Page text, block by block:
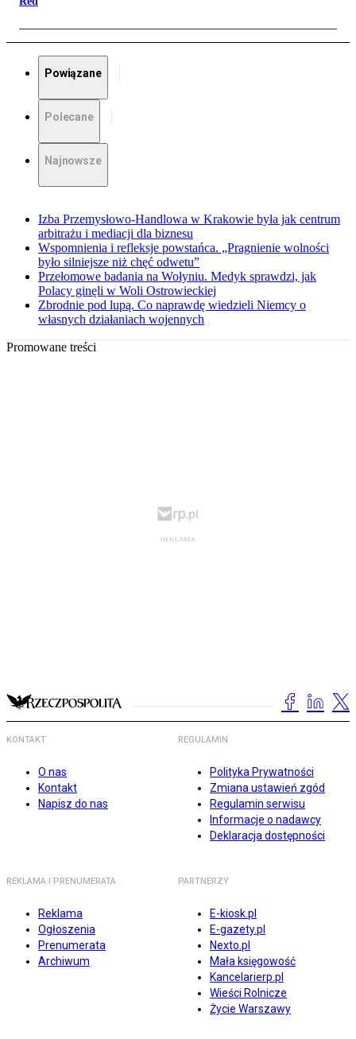
Powiązane
Polecane
Najnowsze
Izba Przemysłowo-Handlowa w Krakowie była jak centrum
arbitrażu i mediacji dla biznesu
Wspomnienia i refleksje powstańca. „Pragnienie wolności
było silniejsze niż chęć odwetu”
Przełomowe badania na Wołyniu. Medyk sprawdzi, jak
Polacy ginęli w Woli Ostrowieckiej
Zbrodnie pod lupą. Co naprawdę wiedzieli Niemcy o
własnych działaniach wojennych
Promowane treści
KONTAKT
O nas
Kontakt
Napisz do nas
REGULAMIN
Polityka Prywatności
Zmiana ustawień zgód
Regulamin serwisu
Informacje o nadawcy
Deklaracja dostępności
REKLAMA I PRENUMERATA
Reklama
Ogłoszenia
Prenumerata
Archiwum
PARTNERZY
E-kiosk.pl
E-gazety.pl
Nexto.pl
Mała księgowość
Kancelarierp.pl
Wieści Rolnicze
Życie Warszawy